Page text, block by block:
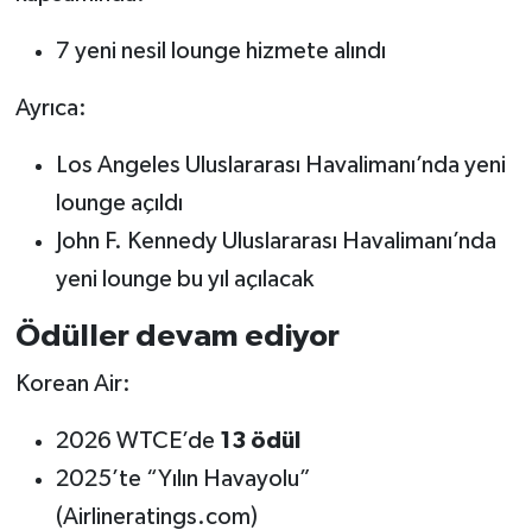
7 yeni nesil lounge hizmete alındı
Ayrıca:
Los Angeles Uluslararası Havalimanı’nda yeni
lounge açıldı
John F. Kennedy Uluslararası Havalimanı’nda
yeni lounge bu yıl açılacak
Ödüller devam ediyor
Korean Air:
2026 WTCE’de 13 ödül
2025’te “Yılın Havayolu”
(Airlineratings.com)